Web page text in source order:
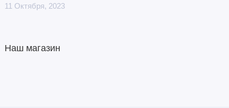
11 Октября, 2023
Наш магазин